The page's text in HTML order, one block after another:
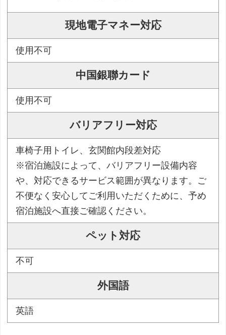
現地電子マネー対応
使用不可
中国銀聯カード
使用不可
バリアフリー対応
車椅子用トイレ、玄関館内段差対応
※宿泊施設によって、バリアフリー設備内容
や、対応できるサービス範囲が異なります。ご
不便なく安心してご利用いただくために、予め
宿泊施設へ直接ご確認ください。
ペット対応
不可
外国語
英語